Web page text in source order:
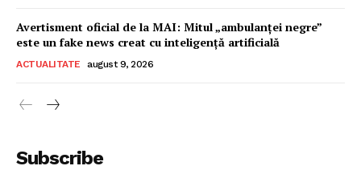
Avertisment oficial de la MAI: Mitul „ambulanței negre”
este un fake news creat cu inteligență artificială
ACTUALITATE august 9, 2026
Subscribe